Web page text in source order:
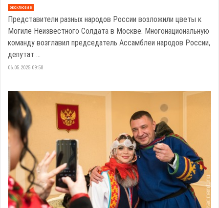
эксклюзив
Представители разных народов России возложили цветы к
Могиле Неизвестного Солдата в Москве. Многонациональную
команду возглавил председатель Ассамблеи народов России,
депутат ...
06.05.2025 09:58